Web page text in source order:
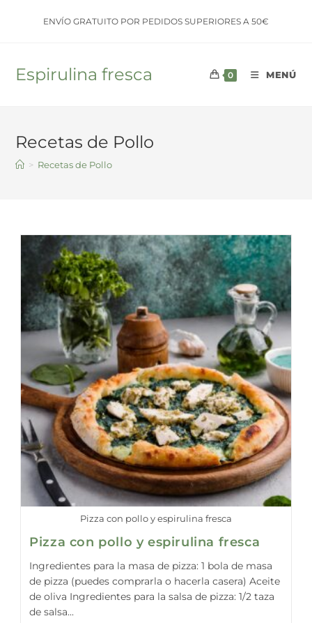
ENVÍO GRATUITO POR PEDIDOS SUPERIORES A 50€
Espirulina fresca 0 MENÚ
Recetas de Pollo
> Recetas de Pollo
Pizza con pollo y espirulina fresca
Pizza con pollo y espirulina fresca
Ingredientes para la masa de pizza: 1 bola de masa
de pizza (puedes comprarla o hacerla casera) Aceite
de oliva Ingredientes para la salsa de pizza: 1/2 taza
de salsa...